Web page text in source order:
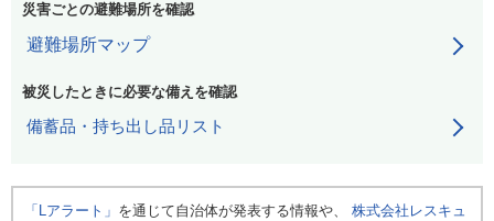
災害ごとの避難場所を確認
避難場所マップ
被災したときに必要な備えを確認
備蓄品・持ち出し品リスト
「Lアラート」 を通じて自治体が発表する情報や、 株式会社レスキュ